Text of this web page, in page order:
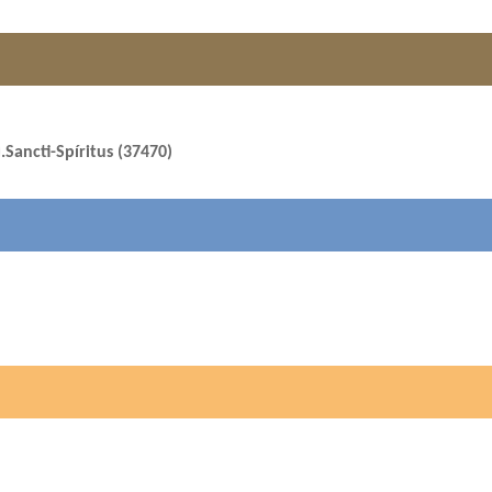
Spíritus (37470)